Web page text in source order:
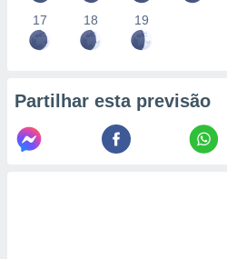
17 18 19
Partilhar esta previsão